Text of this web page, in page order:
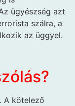
ügyészség azt
szálra, a
az üggyel.
A kötelező